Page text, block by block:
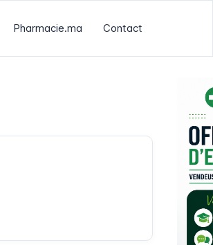
Pharmacie.ma Contact